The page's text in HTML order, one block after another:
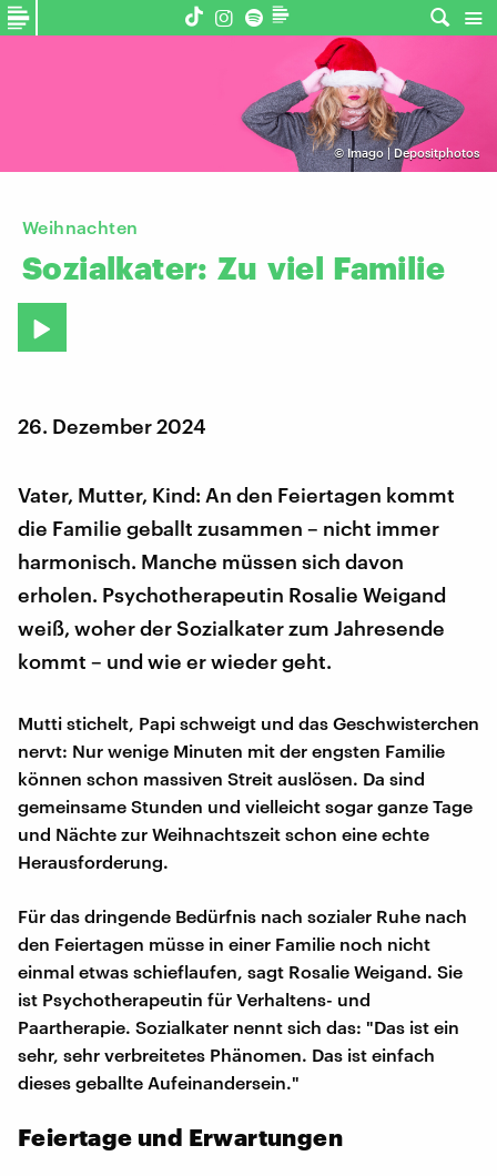
©Imago | Depositphotos
Weihnachten
Sozialkater: Zu viel Familie
26. Dezember 2024
Vater, Mutter, Kind: An den Feiertagen kommt
die Familie geballt zusammen – nicht immer
harmonisch. Manche müssen sich davon
erholen. Psychotherapeutin Rosalie Weigand
weiß, woher der Sozialkater zum Jahresende
kommt – und wie er wieder geht.
Mutti stichelt, Papi schweigt und das Geschwisterchen
nervt: Nur wenige Minuten mit der engsten Familie
können schon massiven Streit auslösen. Da sind
gemeinsame Stunden und vielleicht sogar ganze Tage
und Nächte zur Weihnachtszeit schon eine echte
Herausforderung.
Für das dringende Bedürfnis nach sozialer Ruhe nach
den Feiertagen müsse in einer Familie noch nicht
einmal etwas schieflaufen, sagt Rosalie Weigand. Sie
ist Psychotherapeutin für Verhaltens- und
Paartherapie. Sozialkater nennt sich das: "Das ist ein
sehr, sehr verbreitetes Phänomen. Das ist einfach
dieses geballte Aufeinandersein."
Feiertage und Erwartungen